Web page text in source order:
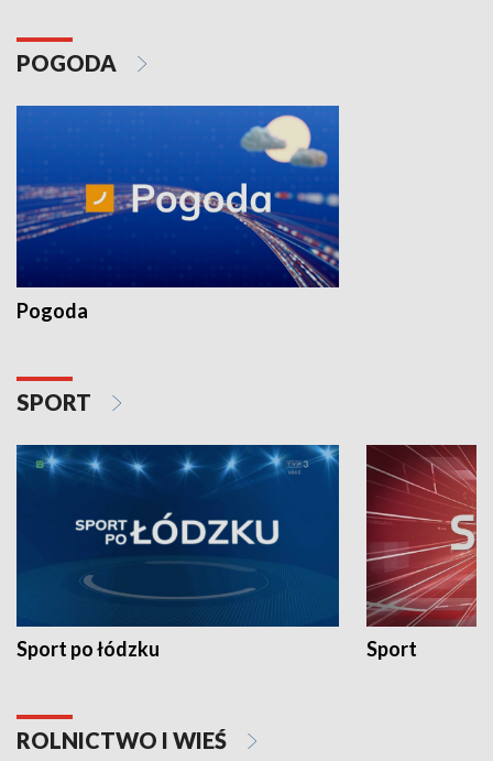
POGODA
Pogoda
SPORT
Sport po łódzku Sport
ROLNICTWO I WIEŚ